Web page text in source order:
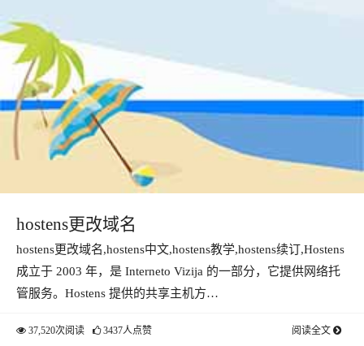
hostens更改域名
hostens更改域名,hostens中文,hostens教学,hostens续订,Hostens
成立于 2003 年，是 Interneto Vizija 的一部分，它提供网络托
管服务。Hostens 提供的共享主机方…
37,520次阅读 3437人点赞 阅读全文